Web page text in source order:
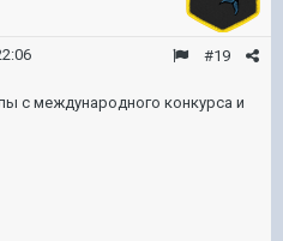
#19
с международного конкурса и